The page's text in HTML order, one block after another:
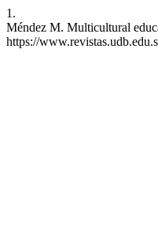
1.
Méndez M. Multicultural
https://